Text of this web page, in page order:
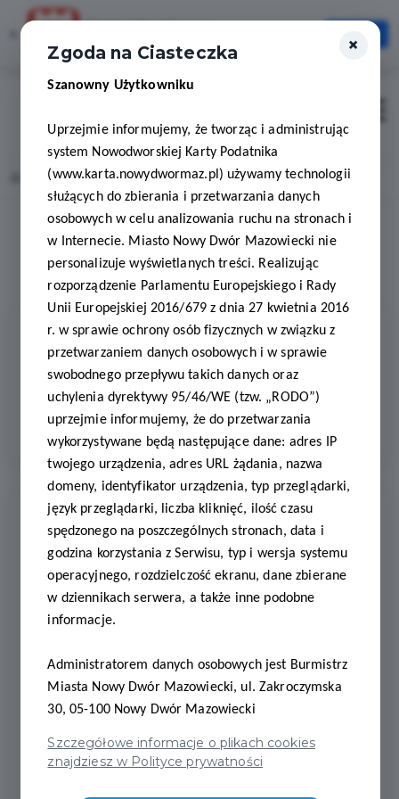
Szybciej, wygodniej, zawsze pod ręką
Otwórz
Home Lista aktualności
1 0
Kategorie
WSZYSTKIE
Z KARTĄ PODATNIKA
OstatnieAktualności
2026-07-31
Wakacyjne półkolonie – zapisz
2026-07-10
📲 Jeszcze nie masz
Nowodworskiej Karty
żeby to zmienić!
×
Zgoda na Ciasteczka
Szanowny Użytkowniku
Uprzejmie informujemy, że tworząc i administrując
system Nowodworskiej Karty Podatnika
(www.karta.nowydwormaz.pl) używamy technologii
służących do zbierania i przetwarzania danych
osobowych w celu analizowania ruchu na stronach i
w Internecie. Miasto Nowy Dwór Mazowiecki nie
personalizuje wyświetlanych treści. Realizując
rozporządzenie Parlamentu Europejskiego i Rady
Unii Europejskiej 2016/679 z dnia 27 kwietnia 2016
r. w sprawie ochrony osób fizycznych w związku z
przetwarzaniem danych osobowych i w sprawie
swobodnego przepływu takich danych oraz
uchylenia dyrektywy 95/46/WE (tzw. „RODO”)
uprzejmie informujemy, że do przetwarzania
wykorzystywane będą następujące dane: adres IP
twojego urządzenia, adres URL żądania, nazwa
domeny, identyfikator urządzenia, typ przeglądarki,
język przeglądarki, liczba kliknięć, ilość czasu
spędzonego na poszczególnych stronach, data i
godzina korzystania z Serwisu, typ i wersja systemu
operacyjnego, rozdzielczość ekranu, dane zbierane
w dziennikach serwera, a także inne podobne
informacje.
Administratorem danych osobowych jest Burmistrz
Miasta Nowy Dwór Mazowiecki, ul. Zakroczymska
30, 05-100 Nowy Dwór Mazowiecki
Szczegółowe informacje o plikach cookies
znajdziesz w Polityce prywatności